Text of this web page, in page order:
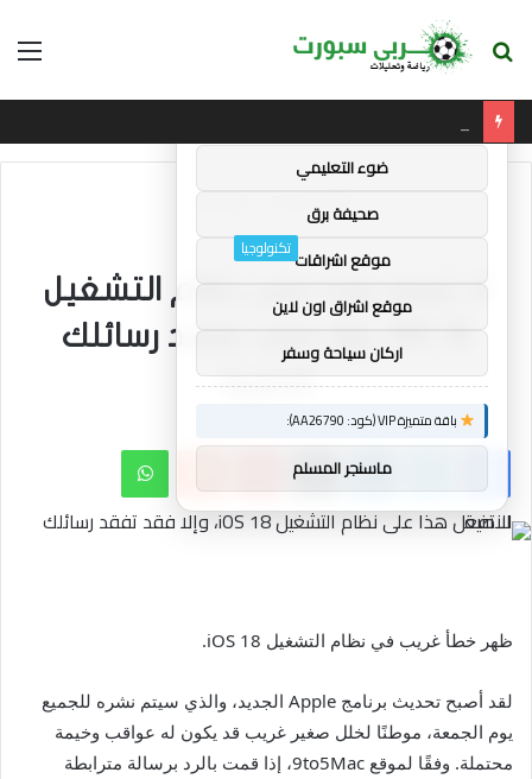
بحث
تكنولوجيا
تكنولوجيا
لا تفعل هذا على نظام التشغيل
iOS 18، وإلا فقد تفقد رسائلك
النصية
فيسبوكتويتر لينكدإن بينتيريست واتساب
ظهر خطأ غريب في نظام التشغيل iOS 18.
لقد أصبح تحديث برنامج Apple الجديد، والذي سيتم نشره للجميع
يوم الجمعة، موطنًا لخلل صغير غريب قد يكون له عواقب وخيمة
محتملة. وفقًا لموقع 9to5Mac، إذا قمت بالرد برسالة مترابطة
توصيات :
ضوء التعليمي
صحيفة برق
موقع اشراقات
موقع اشراق اون لاين
اركان سياحة وسفر
باقة متميزة VIP (كود: AA26790):
ماسنجر المسلم